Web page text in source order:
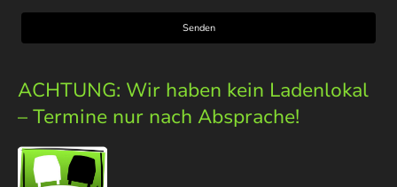
Senden
ACHTUNG: Wir haben kein Ladenlokal
– Termine nur nach Absprache!